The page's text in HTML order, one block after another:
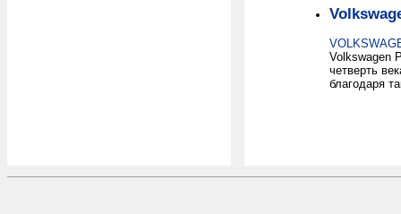
Volkswagen
четверть
благодаря